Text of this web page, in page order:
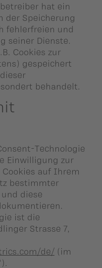
hat ein
der Speicherung
fehlerfreien und
seiner Dienste.
Cookies zur
gespeichert
behandelt.
Technologie
Einwilligung zur
auf Ihrem
bestimmter
diese
ist die
Strasse 7,
de/ (im